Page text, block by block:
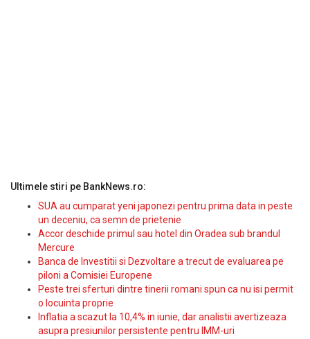
Ultimele stiri pe BankNews.ro:
SUA au cumparat yeni japonezi pentru prima data in peste
un deceniu, ca semn de prietenie
Accor deschide primul sau hotel din Oradea sub brandul
Mercure
Banca de Investitii si Dezvoltare a trecut de evaluarea pe
piloni a Comisiei Europene
Peste trei sferturi dintre tinerii romani spun ca nu isi permit
o locuinta proprie
Inflatia a scazut la 10,4% in iunie, dar analistii avertizeaza
asupra presiunilor persistente pentru IMM-uri